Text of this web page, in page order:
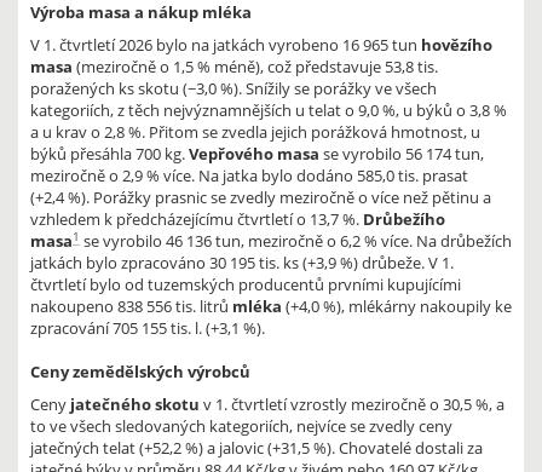
Výroba masa a nákup mléka
V 1. čtvrtletí 2026 bylo na jatkách vyrobeno 16 965 tun hovězího
masa (meziročně o 1,5 % méně), což představuje 53,8 tis.
poražených ks skotu (−3,0 %). Snížily se porážky ve všech
kategoriích, z těch nejvýznamnějších u telat o 9,0 %, u býků o 3,8 %
a u krav o 2,8 %. Přitom se zvedla jejich porážková hmotnost, u
býků přesáhla 700 kg.Vepřového masa se vyrobilo 56 174 tun,
meziročně o 2,9 % více. Na jatka bylo dodáno 585,0 tis. prasat
(+2,4 %). Porážky prasnic se zvedly meziročně o více než pětinu a
vzhledem k předcházejícímu čtvrtletí o 13,7 %. Drůbežího
masa1 se vyrobilo 46 136 tun, meziročně o 6,2 % více. Na drůbežích
jatkách bylo zpracováno 30 195 tis. ks (+3,9 %) drůbeže. V 1.
čtvrtletí bylo od tuzemských producentů prvními kupujícími
nakoupeno 838 556 tis. litrů mléka (+4,0 %), mlékárny nakoupily ke
zpracování 705 155 tis. l. (+3,1 %).
Ceny zemědělských výrobců
Ceny jatečného skotu v 1. čtvrtletí vzrostly meziročně o 30,5 %, a
to ve všech sledovaných kategoriích, nejvíce se zvedly ceny
jatečných telat (+52,2 %) a jalovic (+31,5 %). Chovatelé dostali za